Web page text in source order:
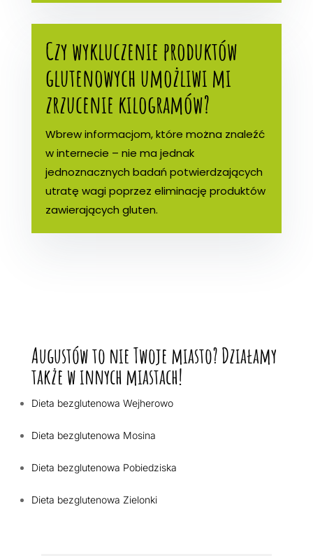
Czy wykluczenie produktów
glutenowych umożliwi mi
zrzucenie kilogramów?
Wbrew informacjom, które można znaleźć
w internecie – nie ma jednak
jednoznacznych badań potwierdzających
utratę wagi poprzez eliminację produktów
zawierających gluten.
Augustów to nie Twoje miasto? Działamy
także w innych miastach!
Dieta bezglutenowa Wejherowo
Dieta bezglutenowa Mosina
Dieta bezglutenowa Pobiedziska
Dieta bezglutenowa Zielonki